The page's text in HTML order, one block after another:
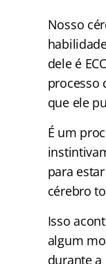
Nosso
dele é
processo
que ele
É um
para
cérebro
Isso
algum
durante